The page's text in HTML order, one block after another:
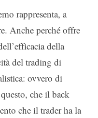
rappresenta, a
Anche perché offre
della
del trading di
ovvero di
che il back
che il trader ha la